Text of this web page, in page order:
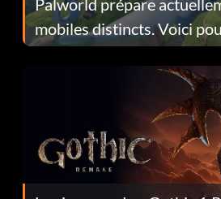
mobiles distincts. Voici